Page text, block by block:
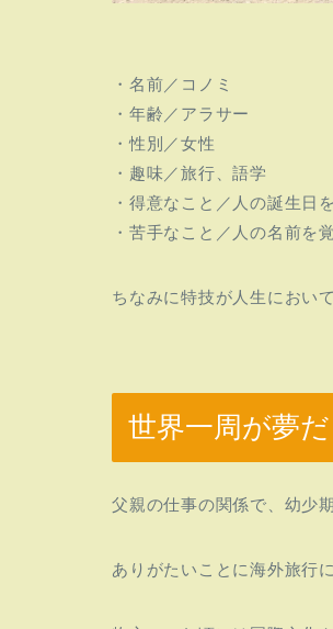
・名前／コノミ
・年齢／アラサー
・性別／女性
・趣味／旅行、語学
・得意なこと／人の誕生日
・苦手なこと／人の名前を
ちなみに特技が人生におい
世界一周が夢
父親の仕事の関係で、幼少
ありがたいことに海外旅行